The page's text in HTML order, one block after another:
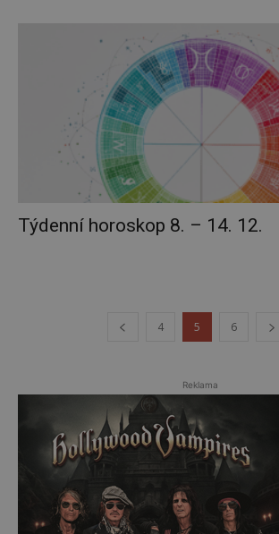
Týdenní horoskop 8. – 14. 12.
4 5 6
Reklama